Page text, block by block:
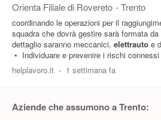
Orienta Filiale di Rovereto - Trento
coordinando le operazioni per il
squadra che dovrà gestire sarà formata
dettaglio saranno meccanici, elettrauto e
• Individuare e prevenire i rischi
helplavoro.it - 1 settimana fa
Aziende che assumono a Trento: